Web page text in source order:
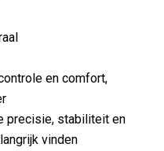
en comfort,
precisie, stabiliteit en
vinden